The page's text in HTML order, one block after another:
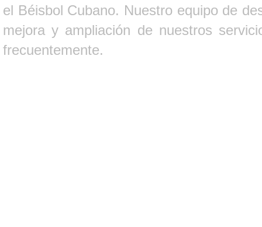
el Béisbol Cubano. Nuestro equipo de
mejora y ampliación de nuestros
frecuentemente.